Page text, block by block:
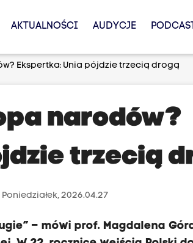
AKTUALNOŚCI AUDYCJE
Ekspertka: Unia pójdzie trzecią drogą
narodów?
trzecią
Poniedziałek, 2026.04.27
– mówi prof. Magdalena